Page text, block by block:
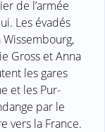
de l’armée
Les évadés
Gross et Anna
les gares
et les Pur-
par le
vers la France.